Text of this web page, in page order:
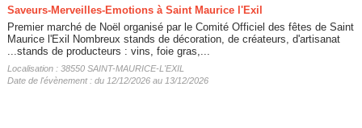
Saveurs-Merveilles-Emotions à Saint Maurice l'Exil
Premier marché de Noël organisé par le Comité Officiel des fêtes de Saint
Maurice l'Exil Nombreux stands de décoration, de créateurs, d'artisanat
...stands de producteurs : vins, foie gras,...
Localisation : 38550 SAINT-MAURICE-L'EXIL
Date de l'évènement : du 12/12/2026 au 13/12/2026